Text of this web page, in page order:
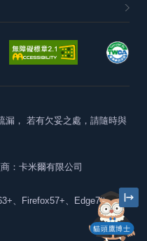
貓頭鷹博士
漏， 若有欠妥之處，請隨時與
商：卡米爾有限公司
、Firefox57+、Edge79+及